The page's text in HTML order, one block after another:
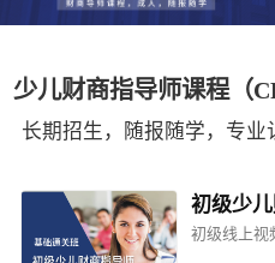
少儿财商指导师课程（
长期招生，随报随学，专业
初级少
初级线上视